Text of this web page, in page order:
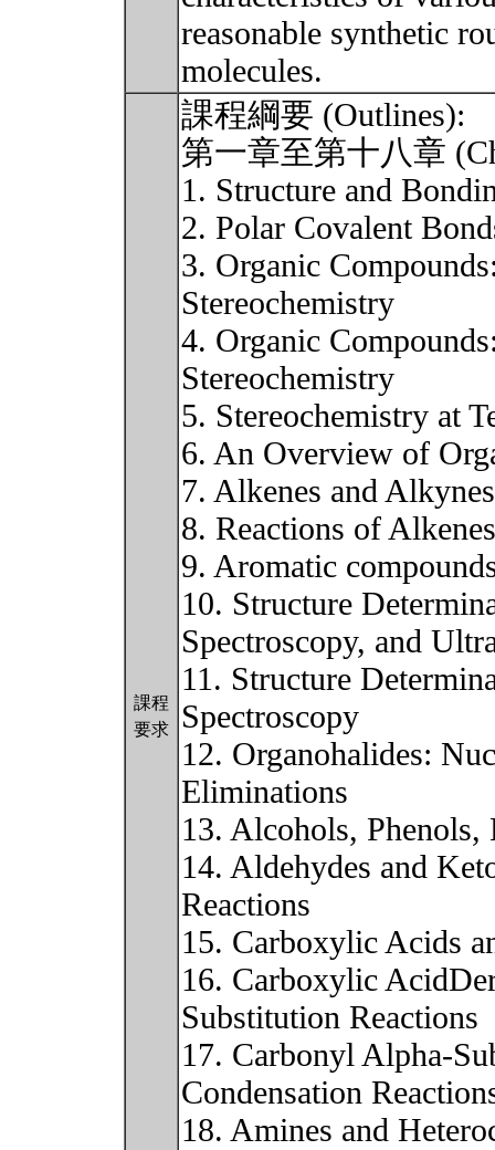
reasonable synthetic
molecules.
課程
要求
課程綱要 (Outlines):
第一章至第十八章
1. Structure and
2. Polar Covalent
3. Organic
Stereochemistry
4. Organic
Stereochemistry
5. Stereochemistry at
6. An Overview of
7. Alkenes and Alkynes
8. Reactions of
9. Aromatic
10. Structure
Spectroscopy, and
11. Structure
Spectroscopy
12. Organohalides:
Eliminations
13. Alcohols,
14. Aldehydes and
Reactions
15. Carboxylic Acids
16. Carboxylic
Substitution Reactions
17. Carbonyl Alpha-
Condensation
18. Amines and